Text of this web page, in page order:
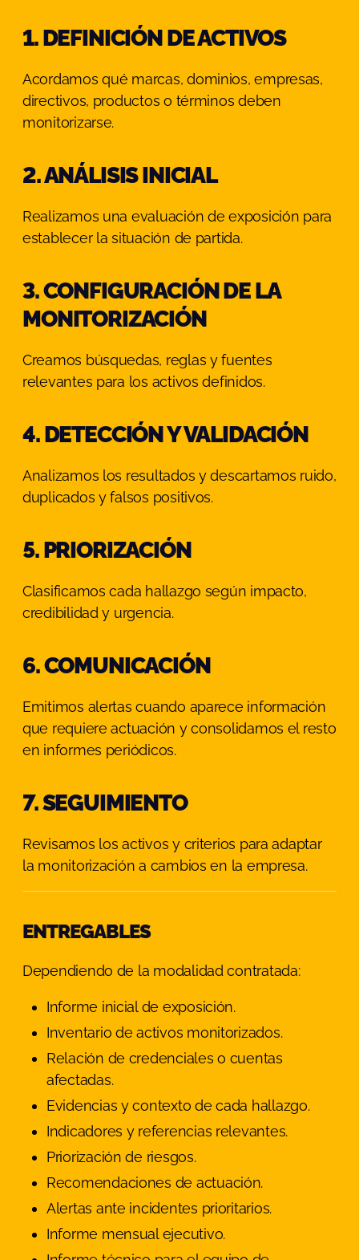
1. DEFINICIÓN DE ACTIVOS
Acordamos qué marcas, dominios, empresas,
directivos, productos o términos deben
monitorizarse.
2. ANÁLISIS INICIAL
Realizamos una evaluación de exposición para
establecer la situación de partida.
3. CONFIGURACIÓN DE LA
MONITORIZACIÓN
Creamos búsquedas, reglas y fuentes
relevantes para los activos definidos.
4. DETECCIÓN Y VALIDACIÓN
Analizamos los resultados y descartamos ruido,
duplicados y falsos positivos.
5. PRIORIZACIÓN
Clasificamos cada hallazgo según impacto,
credibilidad y urgencia.
6. COMUNICACIÓN
Emitimos alertas cuando aparece información
que requiere actuación y consolidamos el resto
en informes periódicos.
7. SEGUIMIENTO
Revisamos los activos y criterios para adaptar
la monitorización a cambios en la empresa.
ENTREGABLES
Dependiendo de la modalidad contratada:
Informe inicial de exposición.
Inventario de activos monitorizados.
Relación de credenciales o cuentas
afectadas.
Evidencias y contexto de cada hallazgo.
Indicadores y referencias relevantes.
Priorización de riesgos.
Recomendaciones de actuación.
Alertas ante incidentes prioritarios.
Informe mensual ejecutivo.